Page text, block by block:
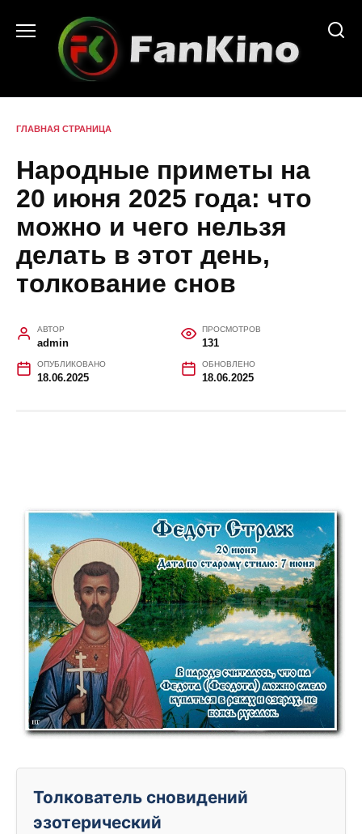
содержанию
ГЛАВНАЯ СТРАНИЦА
Народные приметы на
20 июня 2025 года: что
можно и чего нельзя
делать в этот день,
толкование снов
АВТОР
admin
ПРОСМОТРОВ
131
ОПУБЛИКОВАНО
18.06.2025
ОБНОВЛЕНО
18.06.2025
Толкователь сновидений
эзотерический